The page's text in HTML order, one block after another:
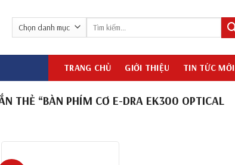
Tìm
TRANG CHỦ GIỚI THIỆU TIN TỨC MỚI
THẺ “BÀN PHÍM CƠ E-DRA EK300 OPTICAL